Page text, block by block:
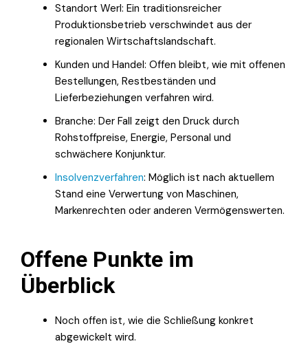
Standort Werl: Ein traditionsreicher
Produktionsbetrieb verschwindet aus der
regionalen Wirtschaftslandschaft.
Kunden und Handel: Offen bleibt, wie mit offenen
Bestellungen, Restbeständen und
Lieferbeziehungen verfahren wird.
Branche: Der Fall zeigt den Druck durch
Rohstoffpreise, Energie, Personal und
schwächere Konjunktur.
Insolvenzverfahren: Möglich ist nach aktuellem
Stand eine Verwertung von Maschinen,
Markenrechten oder anderen Vermögenswerten.
Offene Punkte im
Überblick
Noch offen ist, wie die Schließung konkret
abgewickelt wird.